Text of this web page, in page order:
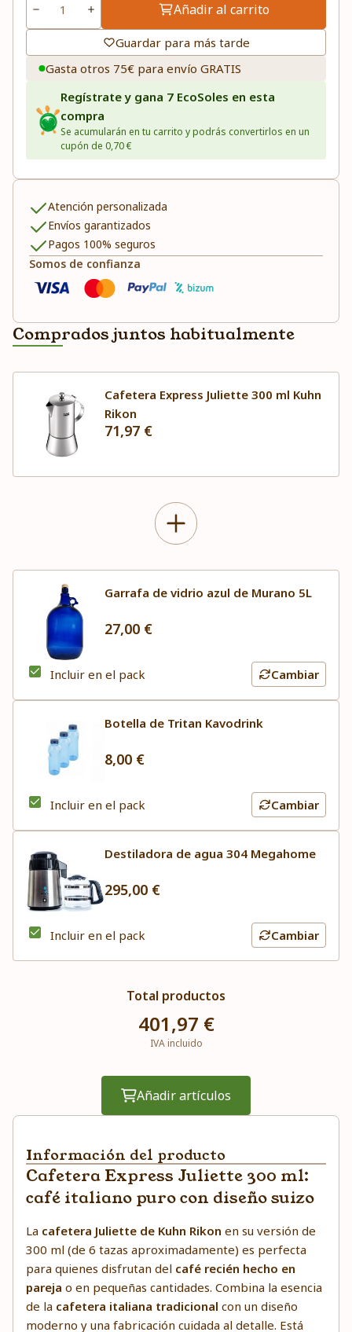
Añadir al carrito
Guardar para más tarde
Gasta otros 75€ para envío GRATIS
Regístrate y gana 7 EcoSoles en esta
compra
Se acumularán en tu carrito y podrás convertirlos en un
cupón de 0,70 €
Atención personalizada
Envíos garantizados
Pagos 100% seguros
Somos de confianza
Comprados juntos habitualmente
Cafetera Express Juliette 300 ml Kuhn
Rikon
71,97 €
Garrafa de vidrio azul de Murano 5L
27,00 €
Incluir en el pack Cambiar
Botella de Tritan Kavodrink
8,00 €
Incluir en el pack Cambiar
Destiladora de agua 304 Megahome
295,00 €
Incluir en el pack Cambiar
Total productos
401,97 €
IVA incluido
Añadir artículos
Información del producto
Cafetera Express Juliette 300 ml:
café italiano puro con diseño suizo
La cafetera Juliette de Kuhn Rikon en su versión de
300 ml (de 6 tazas aproximadamente) es perfecta
para quienes disfrutan del café recién hecho en
pareja o en pequeñas cantidades. Combina la esencia
de la cafetera italiana tradicional con un diseño
moderno y una fabricación cuidada al detalle. Está